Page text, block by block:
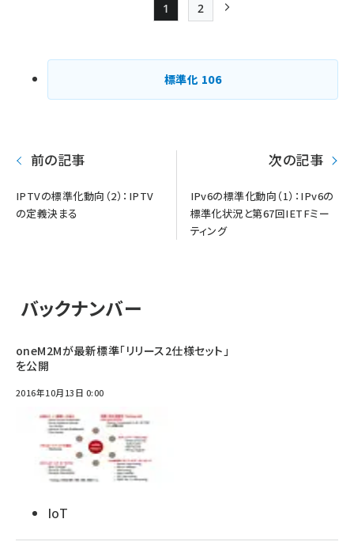
ジ
送
Page
1
Page
2
標準化 106
前の記事
IPTVの標準化動向（2）：IPTV
の定義決まる
次の記事
IPv6の標準化動向（1）：IPv6の
標準化状況と第67回IETFミー
ティング
バックナンバー
oneM2Mが最新標準「リリース2仕様セット」
を公開
2016年10月13日 0:00
IoT